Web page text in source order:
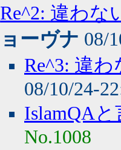
Re^2: 違わ
ョーヴナ 08/
Re^3: 違
08/10/24-
IslamQA
No.1008